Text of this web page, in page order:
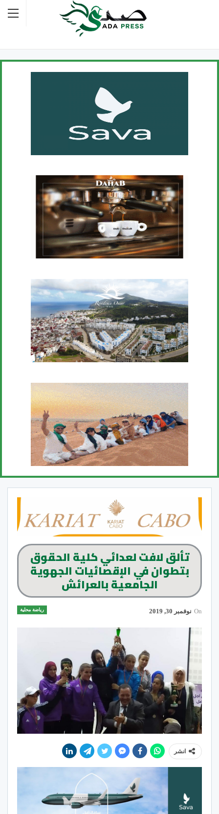
تألق لافت لعدائي كلية الحقوق
بتطوان في الإقصائيات الجهوية
الجامعية بالعرائش
رياضة محلية On نوفمبر 30, 2019
انشر